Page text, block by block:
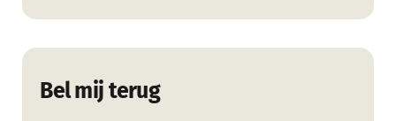
Bel mij terug